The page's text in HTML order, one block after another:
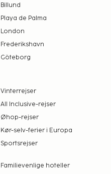
Billund
Playa de Palma
London
Frederikshavn
Göteborg
Vinterrejser
All Inclusive-rejser
Øhop-rejser
Kør-selv-ferier i Europa
Sportsrejser
Familievenlige hoteller